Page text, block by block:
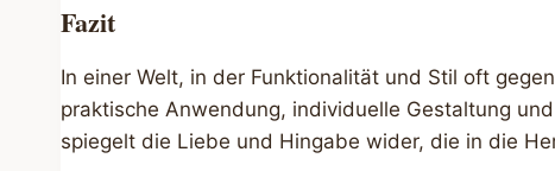
Fazit
In einer Welt, in der Funktionalität und Stil oft
praktische Anwendung, individuelle Gestaltung
spiegelt die Liebe und Hingabe wider, die in die